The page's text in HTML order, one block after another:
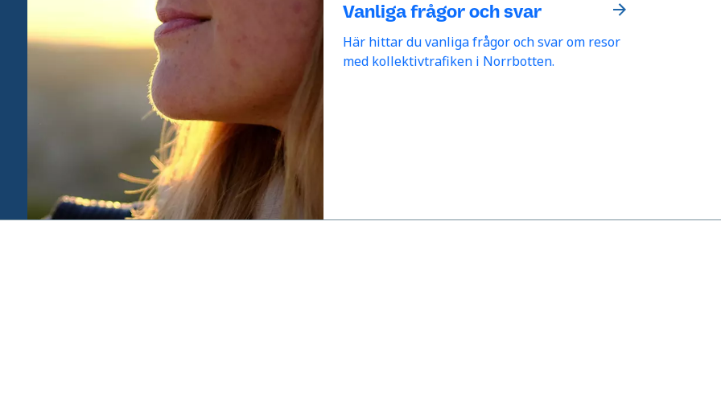
Vanliga frågor och svar
Här hittar du vanliga frågor och svar om resor
med kollektivtrafiken i Norrbotten.